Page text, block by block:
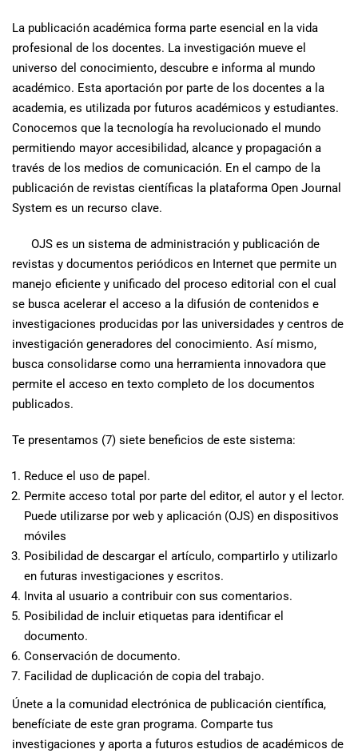
La publicación académica forma parte esencial en la vida
profesional de los docentes. La investigación mueve el
universo del conocimiento, descubre e informa al mundo
académico. Esta aportación por parte de los docentes a la
academia, es utilizada por futuros académicos y estudiantes.
Conocemos que la tecnología ha revolucionado el mundo
permitiendo mayor accesibilidad, alcance y propagación a
través de los medios de comunicación. En el campo de la
publicación de revistas científicas la plataforma Open Journal
System es un recurso clave.
OJS es un sistema de administración y publicación de
revistas y documentos periódicos en Internet que permite un
manejo eficiente y unificado del proceso editorial con el cual
se busca acelerar el acceso a la difusión de contenidos e
investigaciones producidas por las universidades y centros de
investigación generadores del conocimiento. Así mismo,
busca consolidarse como una herramienta innovadora que
permite el acceso en texto completo de los documentos
publicados.
Te presentamos (7) siete beneficios de este sistema:
Reduce el uso de papel.
Permite acceso total por parte del editor, el autor y el lector.
Puede utilizarse por web y aplicación (OJS) en dispositivos
móviles
Posibilidad de descargar el artículo, compartirlo y utilizarlo
en futuras investigaciones y escritos.
Invita al usuario a contribuir con sus comentarios.
Posibilidad de incluir etiquetas para identificar el
documento.
Conservación de documento.
Facilidad de duplicación de copia del trabajo.
Únete a la comunidad electrónica de publicación científica,
benefíciate de este gran programa. Comparte tus
investigaciones y aporta a futuros estudios de académicos de